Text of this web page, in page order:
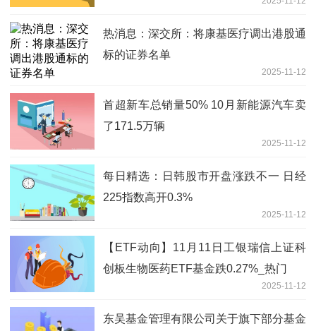
热消息：深交所：将康基医疗调出港股通
标的证券名单
2025-11-12
首超新车总销量50% 10月新能源汽车卖
了171.5万辆
2025-11-12
每日精选：日韩股市开盘涨跌不一 日经
225指数高开0.3%
2025-11-12
【ETF动向】11月11日工银瑞信上证科
创板生物医药ETF基金跌0.27%_热门
2025-11-12
东吴基金管理有限公司关于旗下部分基金